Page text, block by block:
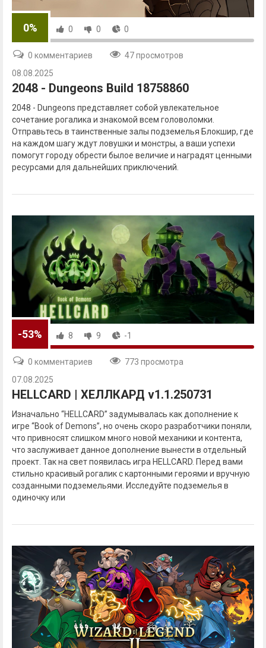
0% 0 0 0
0 комментариев
47 просмотров
08.08.2025
2048 - Dungeons Build 18758860
2048 - Dungeons представляет собой увлекательное
сочетание рогалика и знакомой всем головоломки.
Отправьтесь в таинственные залы подземелья Блокшир, где
на каждом шагу ждут ловушки и монстры, а ваши успехи
помогут городу обрести былое величие и наградят ценными
ресурсами для дальнейших приключений.
-53% 8 9 -1
0 комментариев
773 просмотра
07.08.2025
HELLCARD | ХЕЛЛКАРД v1.1.250731
Изначально “HELLCARD” задумывалась как дополнение к
игре “Book of Demons”, но очень скоро разработчики поняли,
что привносят слишком много новой механики и контента,
что заслуживает данное дополнение вынести в отдельный
проект. Так на свет появилась игра HELLCARD. Перед вами
стильно красивый рогалик с картонными героями и вручную
созданными подземельями. Исследуйте подземелья в
одиночку или